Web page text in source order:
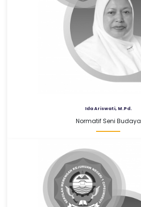
Ida Ariswati, M.Pd.
Normatif Seni Budaya